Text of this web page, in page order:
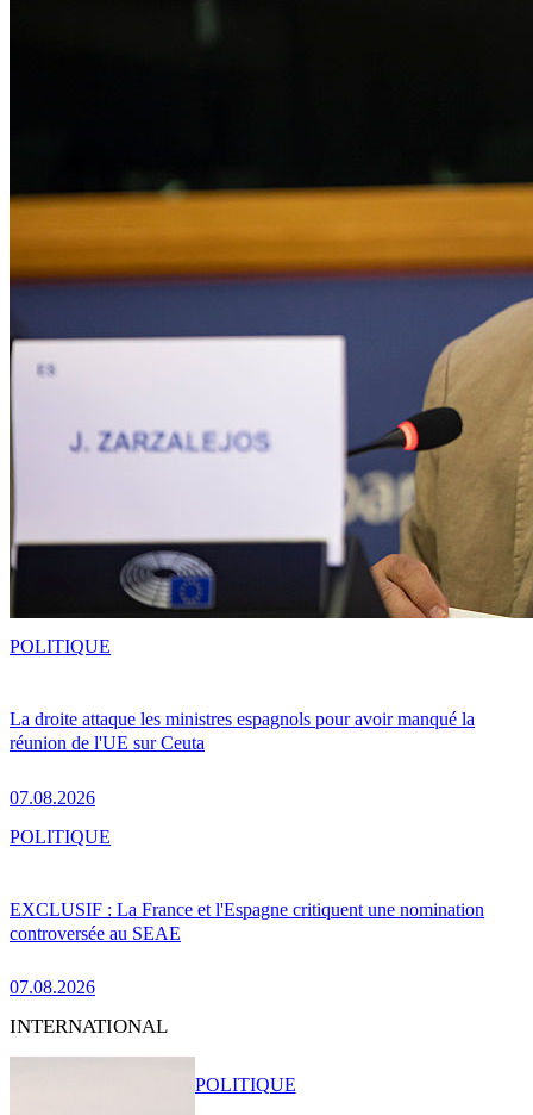
La droite attaque les ministres espagnols pour avoir manqué la
réunion de l'UE sur Ceuta
07.08.2026
POLITIQUE
EXCLUSIF : La France et l'Espagne critiquent une nomination
controversée au SEAE
07.08.2026
POLITIQUE
INTERNATIONAL
POLITIQUE